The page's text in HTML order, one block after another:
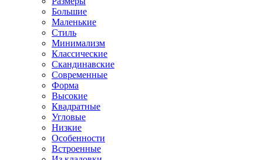
Большие
Маленькие
Стиль
Минимализм
Классические
Скандинавские
Современные
Форма
Высокие
Квадратные
Угловые
Низкие
Особенности
Встроенные